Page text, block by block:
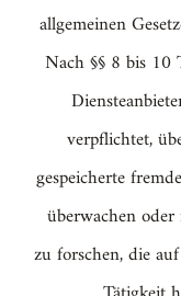
allgemeinen
Nach §§ 8 bis
verpflichtet,
gespeicherte
überwachen
zu forschen, die